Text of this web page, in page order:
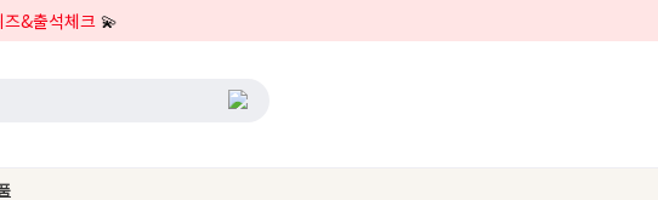
즈&출석체크💫